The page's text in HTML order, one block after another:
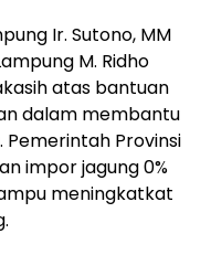
Ir. Sutono, MM
M. Ridho
atas bantuan
dalam membantu
Provinsi
impor jagung 0%
meningkatkat